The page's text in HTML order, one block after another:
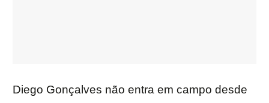
Diego Gonçalves não entra em campo desde